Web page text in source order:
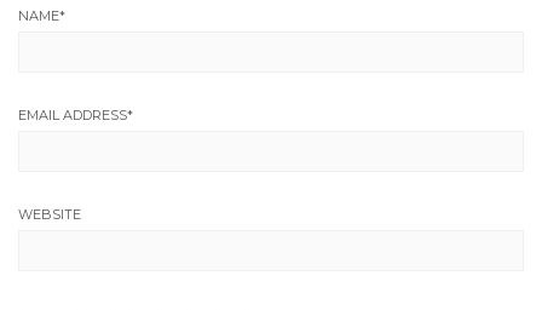
NAME*
EMAIL ADDRESS*
WEBSITE